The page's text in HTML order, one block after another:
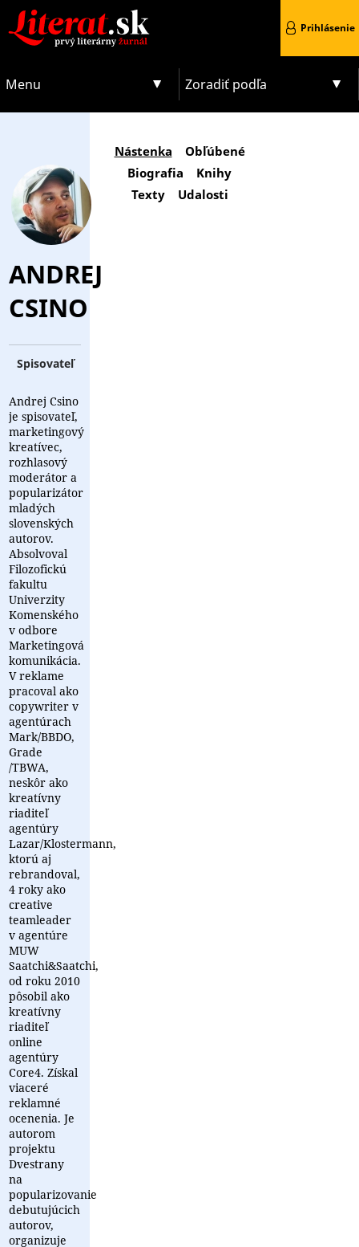
Menu Zoradiť podľa
Prihlásenie
ANDREJ
CSINO
Spisovateľ
Andrej Csino
je spisovateľ,
marketingový
kreatívec,
rozhlasový
moderátor a
popularizátor
mladých
slovenských
autorov.
Absolvoval
Filozofickú
fakultu
Univerzity
Komenského
v odbore
Marketingová
komunikácia.
V reklame
pracoval ako
copywriter v
agentúrach
Mark/BBDO,
Grade
/TBWA,
neskôr ako
kreatívny
riaditeľ
agentúry
Lazar/Klostermann,
ktorú aj
rebrandoval,
4 roky ako
creative
teamleader
v agentúre
MUW
Saatchi&Saatchi,
od roku 2010
pôsobil ako
kreatívny
riaditeľ
online
agentúry
Core4. Získal
viaceré
reklamné
ocenenia. Je
autorom
projektu
Dvestrany
na
popularizovanie
debutujúcich
autorov,
organizuje
Nástenka
Obľúbené
Biografia
Knihy
Texty
Udalosti